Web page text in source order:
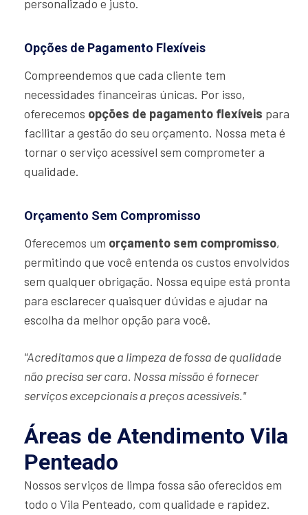
personalizado e justo.
Opções de Pagamento Flexíveis
Compreendemos que cada cliente tem
necessidades financeiras únicas. Por isso,
oferecemos opções de pagamento flexíveis para
facilitar a gestão do seu orçamento. Nossa meta é
tornar o serviço acessível sem comprometer a
qualidade.
Orçamento Sem Compromisso
Oferecemos um orçamento sem compromisso,
permitindo que você entenda os custos envolvidos
sem qualquer obrigação. Nossa equipe está pronta
para esclarecer quaisquer dúvidas e ajudar na
escolha da melhor opção para você.
"Acreditamos que a limpeza de fossa de qualidade
não precisa ser cara. Nossa missão é fornecer
serviços excepcionais a preços acessíveis."
Áreas de Atendimento Vila
Penteado
Nossos serviços de limpa fossa são oferecidos em
todo o Vila Penteado, com qualidade e rapidez.